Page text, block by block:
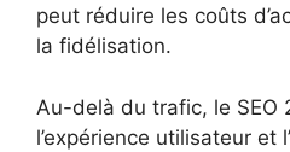
peut réduire les coûts
la fidélisation.
Au-delà du trafic, le SEO
l’expérience utilisateur et